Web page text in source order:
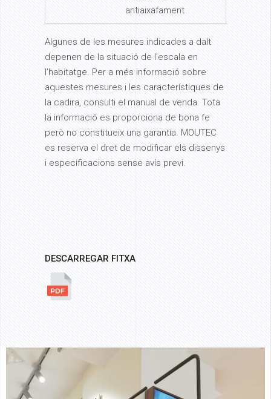
antiaixafament
Algunes de les mesures indicades a dalt
depenen de la situació de l’escala en
l’habitatge. Per a més informació sobre
aquestes mesures i les característiques de
la cadira, consulti el manual de venda. Tota
la informació es proporciona de bona fe
però no constitueix una garantia. MOUTEC
es reserva el dret de modificar els dissenys
i especificacions sense avís previ.
DESCARREGAR FITXA